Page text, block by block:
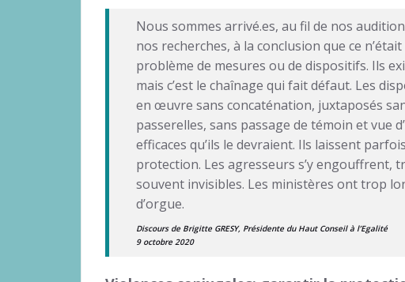
Nous sommes arrivé.es, au fil de nos
nos recherches, à la conclusion que ce
problème de mesures ou de dispositifs. Ils
mais c’est le chaînage qui fait défaut. Les
en œuvre sans concaténation, juxtaposés
passerelles, sans passage de témoin et vue
efficaces qu’ils le devraient. Ils laissent
protection. Les agresseurs s’y engouffrent,
souvent invisibles. Les ministères ont trop
d’orgue.
Discours de Brigitte GRESY, Présidente du Haut Conseil à l’Egalité
9 octobre 2020